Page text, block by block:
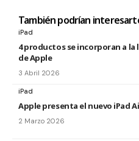
También podrían
iPad
4 productos se incorporan a la
de Apple
3 Abril 2026
iPad
Apple presenta el nuevo iPad
2 Marzo 2026